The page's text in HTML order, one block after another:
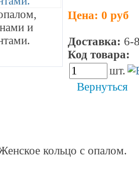
и
Цена: 0 руб
Доставка: 6-
Код товара:
шт.
Вернуться
кольцо с опалом.